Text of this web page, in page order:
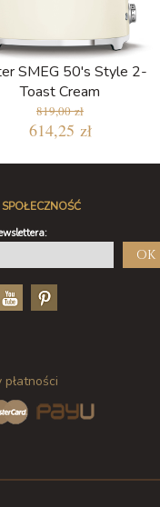
SMEG 50's Style 2-
Toast Cream
819,00 zł
614,25 zł
OK
płatności